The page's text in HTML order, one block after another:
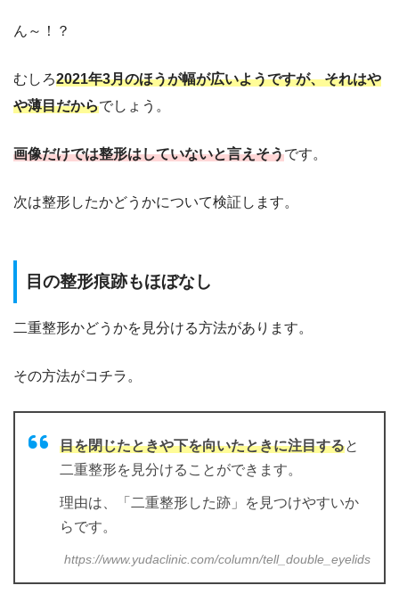
ん～！？
むしろ2021年3月のほうが幅が広いようですが、それはや
や薄目だからでしょう。
画像だけでは整形はしていないと言えそうです。
次は整形したかどうかについて検証します。
目の整形痕跡もほぼなし
二重整形かどうかを見分ける方法があります。
その方法がコチラ。
目を閉じたときや下を向いたときに注目すると
二重整形を見分けることができます。
理由は、「二重整形した跡」を見つけやすいか
らです。
https://www.yudaclinic.com/column/tell_double_eyelids